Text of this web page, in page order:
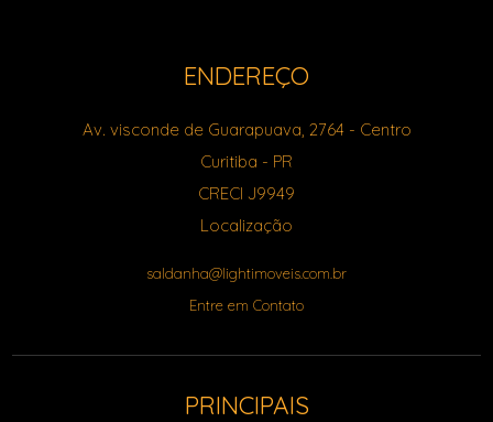
ENDEREÇO
Av. visconde de Guarapuava, 2764- Centro
Curitiba - PR
CRECI J9949
Localização
saldanha@lightimoveis.com.br
Entre em Contato
PRINCIPAIS